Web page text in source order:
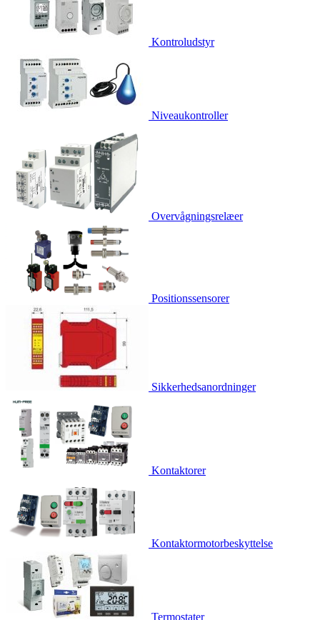
Kontroludstyr
Niveaukontroller
Overvågningsrelæer
Positionssensorer
Sikkerhedsanordninger
Kontaktorer
Kontaktormotorbeskyttelse
Termostater